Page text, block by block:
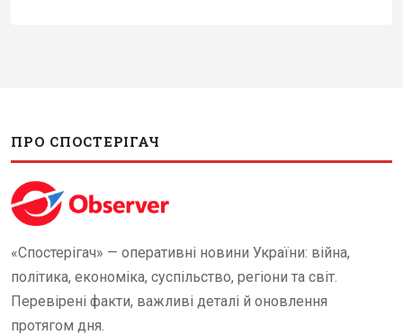
ПРО СПОСТЕРІГАЧ
«Спостерігач» — оперативні новини України: війна,
політика, економіка, суспільство, регіони та світ.
Перевірені факти, важливі деталі й оновлення
протягом дня.